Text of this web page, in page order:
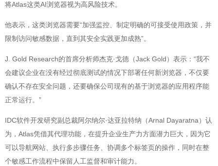
将Atlas这类AI浏览器视为高风险技术。
他表示，这类浏览器需要“加强监控、制定明确的可接受使用政策，并
限制访问敏感数据，直到其安全实践更加成熟”。
J. Gold Research的首席分析师杰克·戈德（Jack Gold）表示：“我不
会建议企业在没有经过彻底测试的情况下部署任何新浏览器，不仅要
确认不存在安全问题，还要确保公司现有的基于浏览器的应用程序能
正常运行。”
IDC软件开发研究副总裁阿尔纳尔·达亚拉特纳（Arnal Dayaratna）认
为，Atlas凭借其代理功能，在提升企业生产力方面潜力巨大，因为它
可以导航网站、执行多步骤任务、协调多个标签页的操作，同时在整
个敏感工作流程中保留人工监督和审计能力。